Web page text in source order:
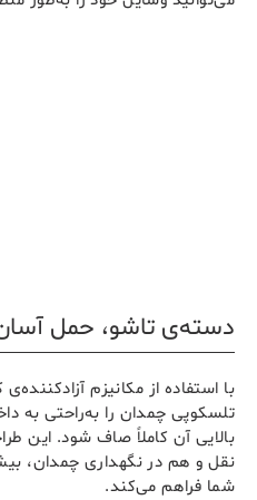
دسته‌ی تاشو، حمل
با استفاده از مکانیزم
تلسکوپی چمدان را به‌راحتی به
بالایی آن کاملاً صاف شود. این
نقل و هم در نگهداری چمدان،
شما فراهم می‌کند.